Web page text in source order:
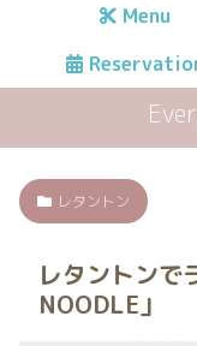
Menu
レタントン
レタントンで
NOODLE」